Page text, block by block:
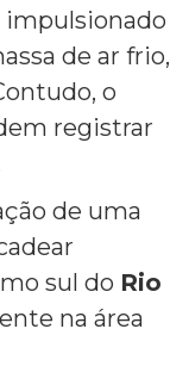
de ar frio,
o
registrar
de uma
sul do Rio
na área